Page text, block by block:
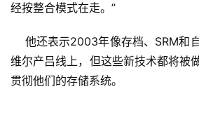
经按整合模式在走。”
他还表示2003年像存档、SRM和
维尔产吕线上，但这些新技术都将被
贯彻他们的存储系统。